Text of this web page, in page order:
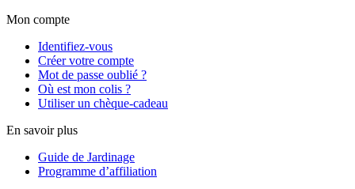
Mon compte
Identifiez-vous
Créer votre compte
Mot de passe oublié ?
Où est mon colis ?
Utiliser un chèque-cadeau
En savoir plus
Guide de Jardinage
Programme d’affiliation